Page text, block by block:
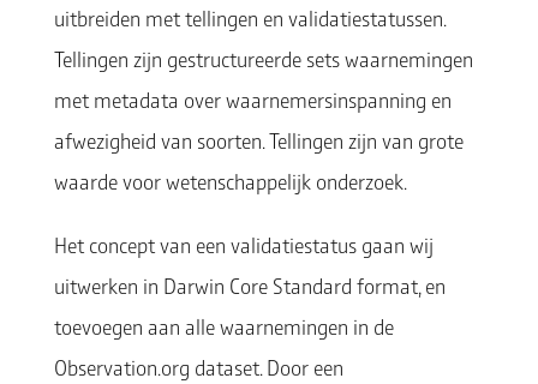
uitbreiden met tellingen en validatiestatussen.
Tellingen zijn gestructureerde sets waarnemingen
met metadata over waarnemersinspanning en
afwezigheid van soorten. Tellingen zijn van grote
waarde voor wetenschappelijk onderzoek.
Het concept van een validatiestatus gaan wij
uitwerken in Darwin Core Standard format, en
toevoegen aan alle waarnemingen in de
Observation.org dataset. Door een